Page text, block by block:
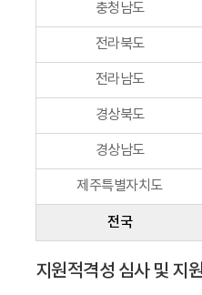
충청남도
전라북도
전라남도
경상북도
경상남도
제주특별자치도
전국
지원적격성 심사 및 지